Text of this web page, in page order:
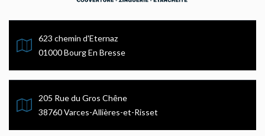
623 chemin d'Eternaz
01000 Bourg En Bresse
205 Rue du Gros Chêne
38760 Varces-Allières-et-Risset